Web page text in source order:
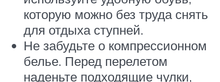
которую можно без труда снять
для отдыха ступней.
Не забудьте о компрессионном
белье. Перед перелетом
наденьте подходящие чулки,